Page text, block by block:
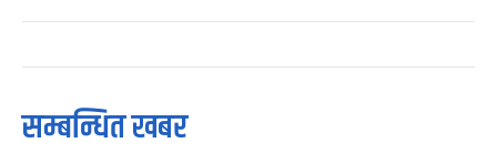
सम्बन्धित खबर